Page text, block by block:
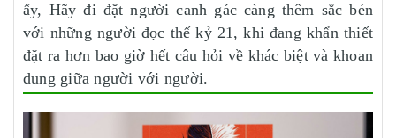
ấy, Hãy đi đặt người canh gác càng thêm sắc bén
với những người đọc thế kỷ 21, khi đang khẩn thiết
đặt ra hơn bao giờ hết câu hỏi về khác biệt và khoan
dung giữa người với người.